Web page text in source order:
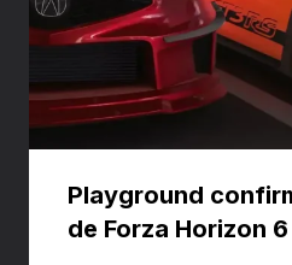
Playground
de Forza Horizon